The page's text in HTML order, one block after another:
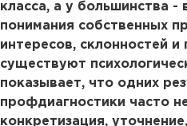
класса, а у большинства -
понимания собственных
интересов, склонностей и
существуют
показывает, что одних
профдиагностики часто
конкретизация,